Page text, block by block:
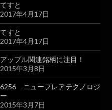
てすと
2017年4月17日
てすと
2017年4月17日
アップル関連銘柄に注目！
2015年3月8日
6256 ニューフレアテクノロジ
ー
2015年3月7日